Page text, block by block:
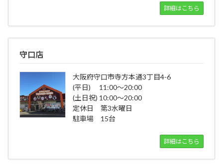
詳細はこちら
守口店
大阪府守口市寺方本通3丁目4-6
(平日) 11:00～20:00
(土日祝) 10:00～20:00
定休日 第3水曜日
駐車場 15台
詳細はこちら